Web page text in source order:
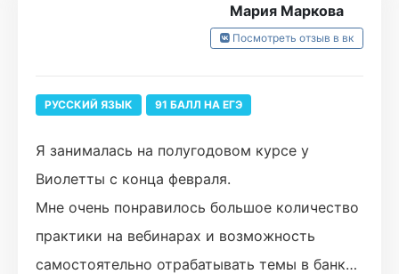
вебинаре) За весь период подготовки я ни
Мария Маркова
Посмотреть отзыв в вк
РУССКИЙ ЯЗЫК 91 БАЛЛ НА ЕГЭ
Я занималась на полугодовом курсе у
Виолетты с конца февраля.
Мне очень понравилось большое количество
практики на вебинарах и возможность
самостоятельно отрабатывать темы в банке